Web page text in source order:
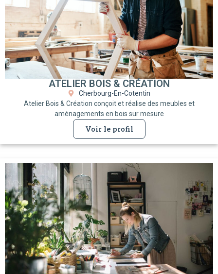
ATELIER BOIS & CRÉATION
Cherbourg-En-Cotentin
Atelier Bois & Création conçoit et réalise des meubles et
aménagements en bois sur mesure
Voir le profil